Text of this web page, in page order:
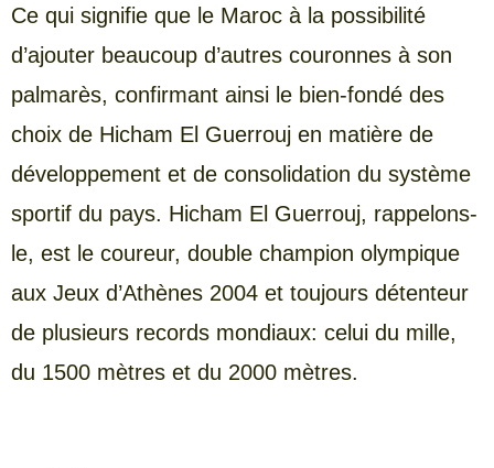
Ce qui signifie que le Maroc à la possibilité
d’ajouter beaucoup d’autres couronnes à son
palmarès, confirmant ainsi le bien-fondé des
choix de Hicham El Guerrouj en matière de
développement et de consolidation du système
sportif du pays. Hicham El Guerrouj, rappelons-
le, est le coureur, double champion olympique
aux Jeux d’Athènes 2004 et toujours détenteur
de plusieurs records mondiaux: celui du mille,
du 1500 mètres et du 2000 mètres.